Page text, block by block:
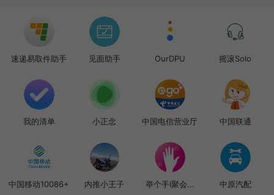
速递易取件助手 见面助手 OurDPU 摇滚Solo
我的清单 小正念 中国电信营业厅 中国联通
中国移动10086+ 内推小王子 举个手I聚会... 中原汽配